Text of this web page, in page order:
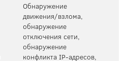
Обнаружение
движения/взлома,
обнаружение
отключения сети,
обнаружение
конфликта IP-адресов,